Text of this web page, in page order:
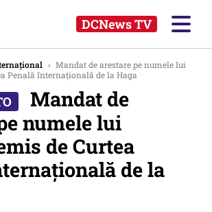
DCNews TV
› Mandat de arestare pe numele lui
Penală Internaţională de la Haga
Mandat de
numele lui
de Curtea
de la